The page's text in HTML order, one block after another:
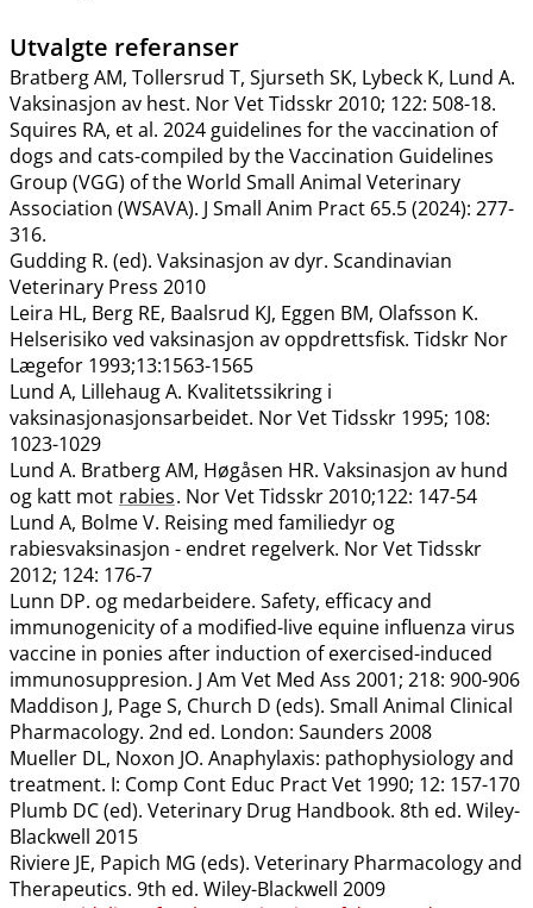
Utvalgte referanser
Bratberg AM, Tollersrud T, Sjurseth SK, Lybeck K, Lund A.
Vaksinasjon av hest. Nor Vet Tidsskr 2010; 122: 508-18.
Squires RA, et al. 2024 guidelines for the vaccination of
dogs and cats-compiled by the Vaccination Guidelines
Group (VGG) of the World Small Animal Veterinary
Association (WSAVA). J Small Anim Pract 65.5 (2024): 277-
316.
Gudding R. (ed). Vaksinasjon av dyr. Scandinavian
Veterinary Press 2010
Leira HL, Berg RE, Baalsrud KJ, Eggen BM, Olafsson K.
Helserisiko ved vaksinasjon av oppdrettsfisk. Tidskr Nor
Lægefor 1993;13:1563-1565
Lund A, Lillehaug A. Kvalitetssikring i
vaksinasjonasjonsarbeidet. Nor Vet Tidsskr 1995; 108:
1023-1029
Lund A. Bratberg AM, Høgåsen HR. Vaksinasjon av hund
og katt mot rabies. Nor Vet Tidsskr 2010;122: 147-54
Lund A, Bolme V. Reising med familiedyr og
rabiesvaksinasjon - endret regelverk. Nor Vet Tidsskr
2012; 124: 176-7
Lunn DP. og medarbeidere. Safety, efficacy and
immunogenicity of a modified-live equine influenza virus
vaccine in ponies after induction of exercised-induced
immunosuppresion. J Am Vet Med Ass 2001; 218: 900-906
Maddison J, Page S, Church D (eds). Small Animal Clinical
Pharmacology. 2nd ed. London: Saunders 2008
Mueller DL, Noxon JO. Anaphylaxis: pathophysiology and
treatment. I: Comp Cont Educ Pract Vet 1990; 12: 157-170
Plumb DC (ed). Veterinary Drug Handbook. 8th ed. Wiley-
Blackwell 2015
Riviere JE, Papich MG (eds). Veterinary Pharmacology and
Therapeutics. 9th ed. Wiley-Blackwell 2009